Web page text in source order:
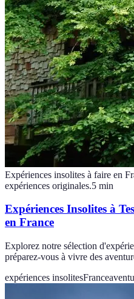
Expériences insolites à faire en
expériences originales.5 min
Expériences Insolites à
en France
Explorez notre sélection
préparez-vous à vivre des
expériences insolitesFrance